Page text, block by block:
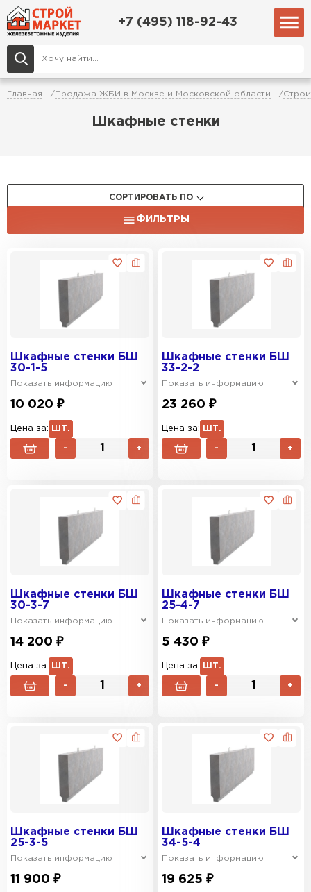
+7 (495) 118-92-43
Главная Продажа ЖБИ в Москве и Московской области
Шкафные стенки
СОРТИРОВАТЬ ПО
ФИЛЬТРЫ
Шкафные стенки БШ
30-1-5
Показать информацию
10 020 ₽
Цена за: ШТ.
- +
Шкафные стенки БШ
33-2-2
Показать информацию
23 260 ₽
Цена за: ШТ.
- +
Шкафные стенки БШ
30-3-7
Показать информацию
14 200 ₽
Цена за: ШТ.
- +
Шкафные стенки БШ
25-4-7
Показать информацию
5 430 ₽
Цена за: ШТ.
- +
Шкафные стенки БШ
25-3-5
Показать информацию
11 900 ₽
Шкафные стенки БШ
34-5-4
Показать информацию
19 625 ₽